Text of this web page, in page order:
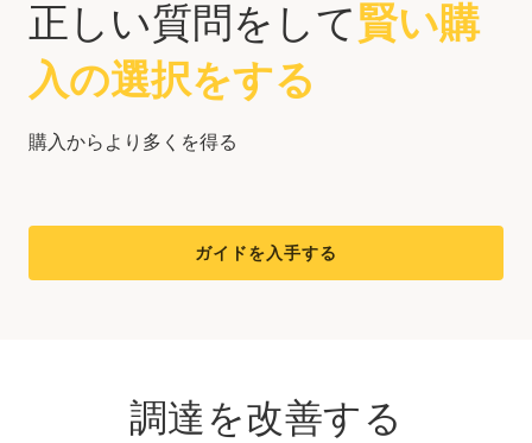
正しい質問をして 賢い購
入の選択をする
購入からより多くを得る
ガイドを入手する
調達を改善する